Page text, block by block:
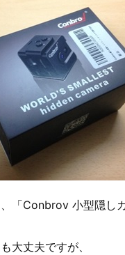
「Conbrov 小型隠し
大丈夫ですが、